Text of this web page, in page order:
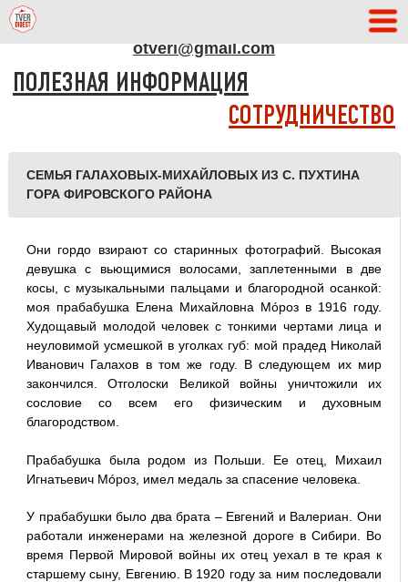
otveri@gmail.com
ПОЛЕЗНАЯ ИНФОРМАЦИЯ
СОТРУДНИЧЕСТВО
СЕМЬЯ ГАЛАХОВЫХ-МИХАЙЛОВЫХ ИЗ С. ПУХТИНА
ГОРА ФИРОВСКОГО РАЙОНА
Они гордо взирают со старинных фотографий. Высокая
девушка с вьющимися волосами, заплетенными в две
косы, с музыкальными пальцами и благородной осанкой:
моя прабабушка Елена Михайловна Мóроз в 1916 году.
Худощавый молодой человек с тонкими чертами лица и
неуловимой усмешкой в уголках губ: мой прадед Николай
Иванович Галахов в том же году. В следующем их мир
закончился. Отголоски Великой войны уничтожили их
сословие со всем его физическим и духовным
благородством.
Прабабушка была родом из Польши. Ее отец, Михаил
Игнатьевич Мóроз, имел медаль за спасение человека.
У прабабушки было два брата – Евгений и Валериан. Они
работали инженерами на железной дороге в Сибири. Во
время Первой Мировой войны их отец уехал в те края к
старшему сыну, Евгению. В 1920 году за ним последовали